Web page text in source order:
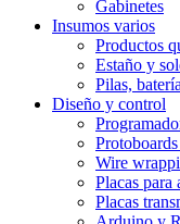
Gabinetes
Insumos varios
Productos
Estaño y
Pilas,
Diseño y control
Wire
Placas
Placas